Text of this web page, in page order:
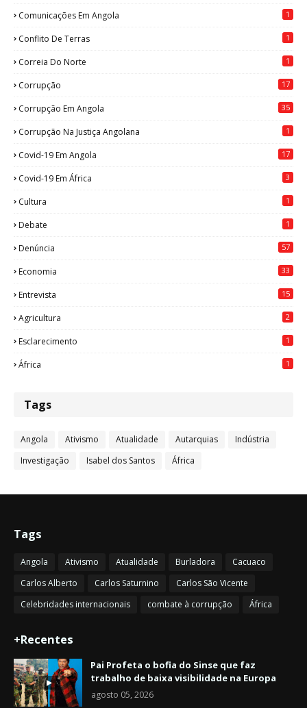
Comunicações Em Angola 1
Conflito De Terras 1
Correia Do Norte 1
Corrupção 17
Corrupção Em Angola 35
Corrupção Na Justiça Angolana 1
Covid-19 Em Angola 17
Covid-19 Em África 3
Cultura 1
Debate 1
Denúncia 57
Economia 33
Entrevista 15
Agricultura 2
Esclarecimento 1
África 1
Tags
Angola Ativismo Atualidade Autarquias
Indústria
Investigação
Isabel dos Santos África
Tags
Angola Ativismo Atualidade Burladora
Cacuaco
Carlos Alberto
Carlos Saturnino
Carlos São Vicente
Celebridades internacionais
combate à corrupção África
+Recentes
Pai Profeta o bofia do Sinse que faz
trabalho de baixa visibilidade na Europa
agosto 05, 2026